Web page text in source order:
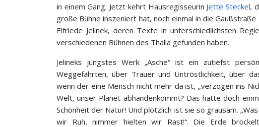
in einem Gang. Jetzt kehrt Hausregisseurin Jette Steckel,
große Bühne inszeniert hat, noch einmal in die
Elfriede Jelinek, deren Texte in unterschiedlichsten
verschiedenen Bühnen des Thalia gefunden haben.
Jelineks jüngstes Werk „Asche“ ist ein zutiefst
Weggefährten, über Trauer und Untröstlichkeit, über
wenn der eine Mensch nicht mehr da ist, „verzogen ins
Welt, unser Planet abhandenkommt? Das hatte doch
Schönheit der Natur! Und plötzlich ist sie so grausam.
wir Ruh, nimmer hielten wir Rast!“. Die Erde